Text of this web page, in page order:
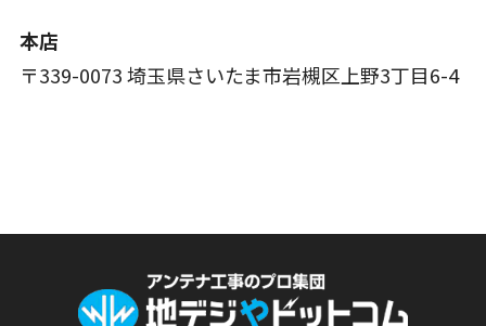
本店
〒339-0073 埼玉県さいたま市岩槻区上野3丁目6-4